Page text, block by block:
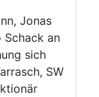
Jonas
Schack an
sich
SW